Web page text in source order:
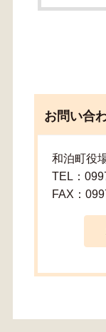
お問い合
和泊町役
TEL：
FAX：